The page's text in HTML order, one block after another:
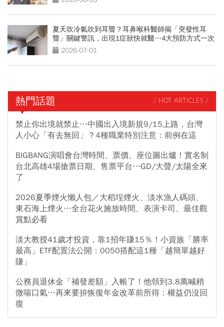
夏天吹冷氣吹到耳聾？耳鼻喉科醫師揭「突發性耳
聾」關鍵警訊，出現1症狀快就醫…4大預防方式一次
看 2026-07-01
熱門話題 / HOT ARTICLES /
禁止你出境就禁止…中國出入境新規9/15上路，台灣
人小心「有去無回」？4種職業特別注意：前例在這
BIGBANG演唱會台灣時間、票價、座位圖出爐！實名制
台北高雄4場搶票日期、售票平台…GD/大聲/太陽全來
了
2026夏季煙火懶人包／大稻埕煙火、淡水漁人碼頭、
東石海上煙火…全台花火施放時間、表演卡司、最佳觀
賞點必看
淡大教授41歲才投資，靠1招年賺15％！小資族「勝率
最高」ETF配置法公開：0050搭配這1種「越簡單越好
賺」
公務員退休金「補發差額」入帳了！他領到3.8萬喊稍
微喘口氣…再來要拚恢復年金改革前所得：權益仍沒回
復